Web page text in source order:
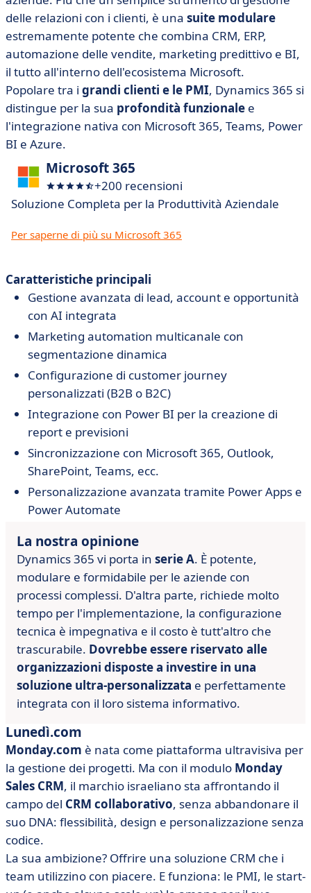
delle relazioni con i clienti, è una suite modulare
estremamente potente che combina CRM, ERP,
automazione delle vendite, marketing predittivo e BI,
il tutto all'interno dell'ecosistema Microsoft.
Popolare tra i grandi clienti e le PMI, Dynamics 365 si
distingue per la sua profondità funzionale e
l'integrazione nativa con Microsoft 365, Teams, Power
BI e Azure.
Microsoft 365
+200 recensioni
Soluzione Completa per la Produttività Aziendale
Per saperne di più su Microsoft 365
Caratteristiche principali
Gestione avanzata di lead, account e opportunità
con AI integrata
Marketing automation multicanale con
segmentazione dinamica
Configurazione di customer journey
personalizzati (B2B o B2C)
Integrazione con Power BI per la creazione di
report e previsioni
Sincronizzazione con Microsoft 365, Outlook,
SharePoint, Teams, ecc.
Personalizzazione avanzata tramite Power Apps e
Power Automate
La nostra opinione
Dynamics 365 vi porta in serie A. È potente,
modulare e formidabile per le aziende con
processi complessi. D'altra parte, richiede molto
tempo per l'implementazione, la configurazione
tecnica è impegnativa e il costo è tutt'altro che
trascurabile. Dovrebbe essere riservato alle
organizzazioni disposte a investire in una
soluzione ultra-personalizzata e perfettamente
integrata con il loro sistema informativo.
Lunedì.com
Monday.com è nata come piattaforma ultravisiva per
la gestione dei progetti. Ma con il modulo Monday
Sales CRM, il marchio israeliano sta affrontando il
campo del CRM collaborativo, senza abbandonare il
suo DNA: flessibilità, design e personalizzazione senza
codice.
La sua ambizione? Offrire una soluzione CRM che i
team utilizzino con piacere. E funziona: le PMI, le start-